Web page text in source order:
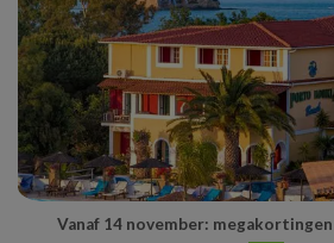
Vanaf 14 november: